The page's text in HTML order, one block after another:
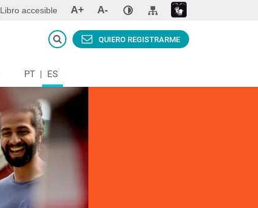
Libro accesible A+ A-
PT | ES
QUIERO REGISTRARME